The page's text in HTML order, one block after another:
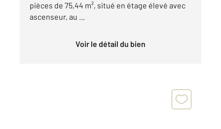
pièces de 75,44 m², situé en étage élevé avec
ascenseur, au ...
Voir le détail du bien